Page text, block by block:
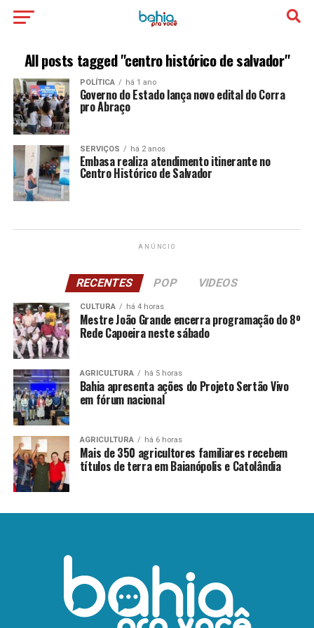
All posts tagged "centro histórico de salvador"
POLÍTICA há 1 ano
Governo do Estado lança novo edital do Corra
pro Abraço
SERVIÇOS há 2 anos
Embasa realiza atendimento itinerante no
Centro Histórico de Salvador
ANÚNCIO
RECENTES POP VIDEOS
CULTURA há 4 horas
Mestre João Grande encerra programação do 8º
Rede Capoeira neste sábado
AGRICULTURA há 5 horas
Bahia apresenta ações do Projeto Sertão Vivo
em fórum nacional
AGRICULTURA há 6 horas
Mais de 350 agricultores familiares recebem
títulos de terra em Baianópolis e Catolândia